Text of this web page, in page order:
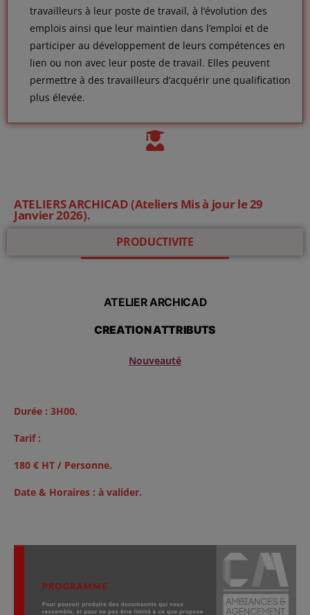
travailleurs à leur poste de travail, à l’évolution des
emplois ainsi que leur maintien dans l’emploi et de
participer au développement de leurs compétences en
lien ou non avec leur poste de travail. Elles peuvent
permettre à des travailleurs d’acquérir une qualification
plus élevée.
ATELIERS ARCHICAD (Ateliers Mis à jour le 29
Janvier 2026).
PRODUCTIVITE
ATELIER ARCHICAD
CREATION ATTRIBUTS
Nouveauté
Durée : 3H00.
Tarif :
180 € HT / Personne.
Date & Horaires : à valider.